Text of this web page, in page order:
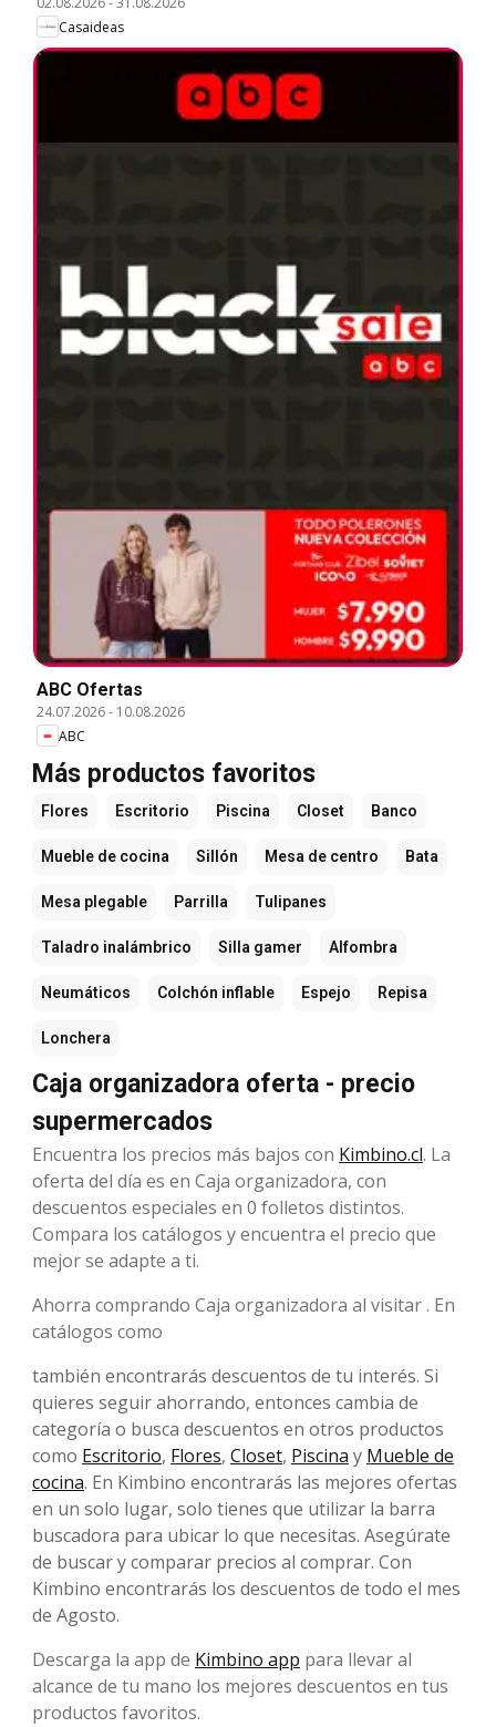
Casaideas
ABC Ofertas
24.07.2026- 10.08.2026
ABC
Más productos favoritos
Flores Escritorio Piscina Closet Banco
Mueble de cocina Sillón Mesa de centro Bata
Mesa plegable Parrilla Tulipanes
Taladro inalámbrico Silla gamer Alfombra
Neumáticos Colchón inflable Espejo Repisa
Lonchera
Caja organizadora oferta - precio
supermercados
Encuentra los precios más bajos con Kimbino.cl. La
oferta del día es en Caja organizadora, con
descuentos especiales en 0 folletos distintos.
Compara los catálogos y encuentra el precio que
mejor se adapte a ti.
Ahorra comprando Caja organizadora al visitar . En
catálogos como
también encontrarás descuentos de tu interés. Si
quieres seguir ahorrando, entonces cambia de
categoría o busca descuentos en otros productos
como Escritorio, Flores, Closet, Piscina y Mueble de
cocina. En Kimbino encontrarás las mejores ofertas
en un solo lugar, solo tienes que utilizar la barra
buscadora para ubicar lo que necesitas. Asegúrate
de buscar y comparar precios al comprar. Con
Kimbino encontrarás los descuentos de todo el mes
de Agosto.
Descarga la app de Kimbino app para llevar al
alcance de tu mano los mejores descuentos en tus
productos favoritos.